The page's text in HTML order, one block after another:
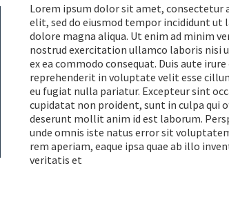
Lorem ipsum dolor sit amet, consectetur
elit, sed do eiusmod tempor incididunt ut
dolore magna aliqua. Ut enim ad minim
nostrud exercitation ullamco laboris nisi
ex ea commodo consequat. Duis aute
reprehenderit in voluptate velit esse
eu fugiat nulla pariatur. Excepteur sint
cupidatat non proident, sunt in culpa qui
deserunt mollit anim id est laborum.
unde omnis iste natus error sit
rem aperiam, eaque ipsa quae ab illo
veritatis et